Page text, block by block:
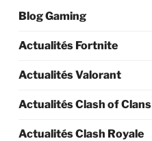
Blog Gaming
Actualités Fortnite
Actualités Valorant
Actualités Clash of Clans
Actualités Clash Royale